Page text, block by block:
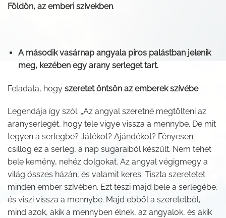
Földön, az emberi szívekben.
A második vasárnap angyala piros palástban jelenik
meg, kezében egy arany serleget tart.
Feladata, hogy szeretet öntsön az emberek szívébe.
Legendája így szól: „Az angyal szeretné megtölteni az
aranyserlegét, hogy tele vigye vissza a mennybe. De mit
tegyen a serlegbe? Játékot? Ajándékot? Fényesen
csillog ez a serleg, a nap sugaraiból készült. Nem tehet
bele kemény, nehéz dolgokat. Az angyal végigmegy a
világ összes házán, és valamit keres. Tiszta szeretetet
minden ember szívében. Ezt teszi majd bele a serlegébe,
és viszi vissza a mennybe. Majd ebből a szeretetből,
mind azok, akik a mennyben élnek, az angyalok, és akik